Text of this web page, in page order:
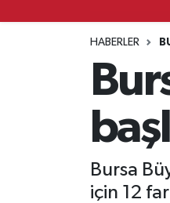
HABERLER
Bursa
için 12
Haber Arşivi